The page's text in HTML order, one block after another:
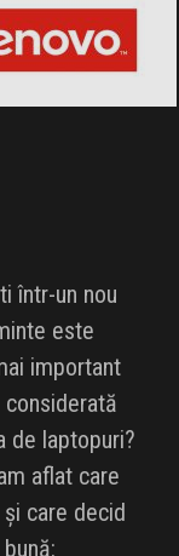
într-un nou
este
important
de laptopuri?
aflat care
care decid